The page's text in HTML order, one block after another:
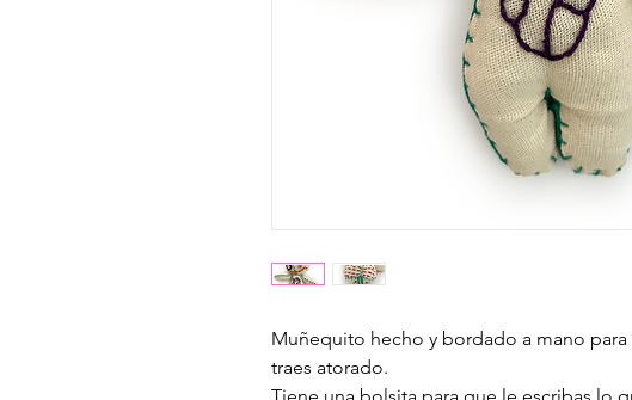
Muñequito hecho y bordado a mano
traes atorado.